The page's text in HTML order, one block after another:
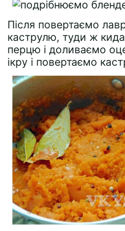
Після повертаємо
каструлю, туди ж
перцю і доливаємо
ікру і повертаємо